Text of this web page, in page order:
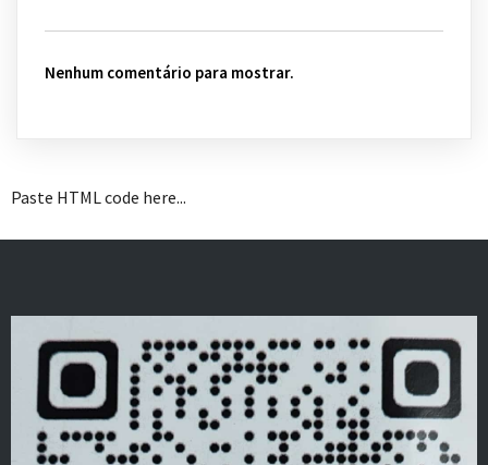
Nenhum comentário para mostrar.
Paste HTML code here...